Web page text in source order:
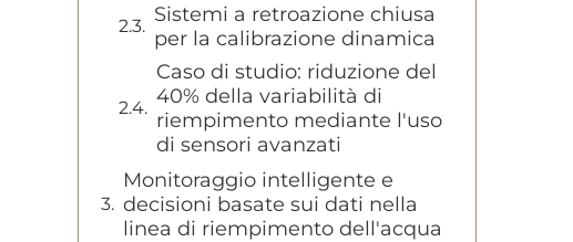
Sistemi a retroazione chiusa
per la calibrazione dinamica
Caso di studio: riduzione del
40% della variabilità di
riempimento mediante l'uso
di sensori avanzati
Monitoraggio intelligente e
decisioni basate sui dati nella
linea di riempimento dell'acqua